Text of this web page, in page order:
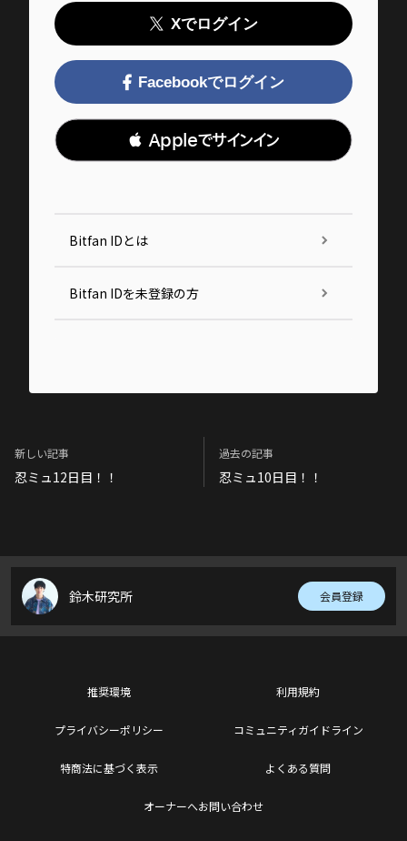
Xでログイン
Facebookでログイン
 Appleでサインイン
Bitfan IDとは
Bitfan IDを未登録の方
新しい記事
忍ミュ12日目！！
過去の記事
忍ミュ10日目！！
鈴木研究所 会員登録
推奨環境 利用規約
プライバシーポリシー コミュニティガイドライン
特商法に基づく表示 よくある質問
オーナーへお問い合わせ